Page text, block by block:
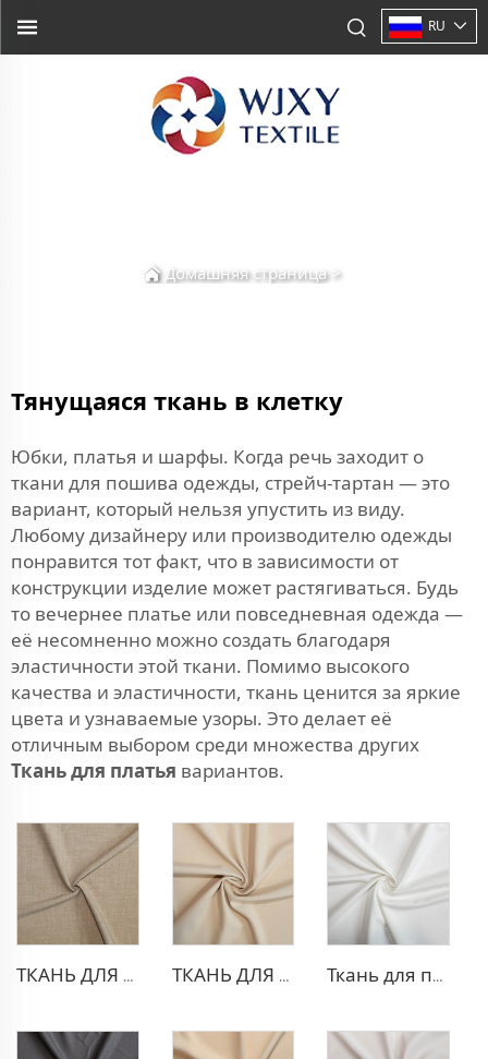
RU
Домашняя страница>
Тянущаяся ткань в клетку
Юбки, платья и шарфы. Когда речь заходит о
ткани для пошива одежды, стрейч-тартан — это
вариант, который нельзя упустить из виду.
Любому дизайнеру или производителю одежды
понравится тот факт, что в зависимости от
конструкции изделие может растягиваться. Будь
то вечернее платье или повседневная одежда —
её несомненно можно создать благодаря
эластичности этой ткани. Помимо высокого
качества и эластичности, ткань ценится за яркие
цвета и узнаваемые узоры. Это делает её
отличным выбором среди множества других
Ткань для платья вариантов.
ТКАНЬ ДЛЯ ТРИКОТАЖНЫХ БРЮК ИЗ ПОЛИЭСТЕРА И ВИСКОЗЫ ТКАНЬ ДЛЯ БЛЕЙЗЕРА ИЗ ПОЛИЭСТЕРА И ВИСКОЗЫ Ткань для платья из полиэстера и вискозы с эффектом стрейч